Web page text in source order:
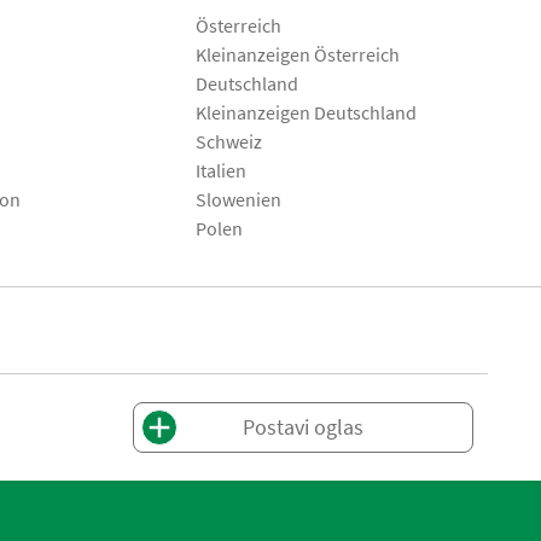
Österreich
Kleinanzeigen Österreich
Deutschland
Kleinanzeigen Deutschland
Schweiz
Italien
Slowenien
Polen
Postavi oglas